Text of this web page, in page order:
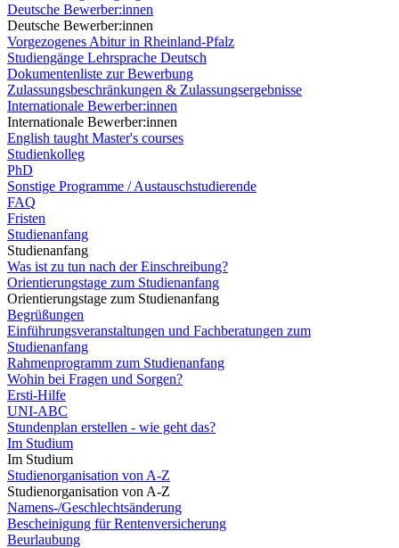
Deutsche Bewerber:innen
Deutsche Bewerber:innen
Vorgezogenes Abitur in Rheinland-Pfalz
Studiengänge Lehrsprache Deutsch
Dokumentenliste zur Bewerbung
Zulassungsbeschränkungen & Zulassungsergebnisse
Internationale Bewerber:innen
Internationale Bewerber:innen
English taught Master's courses
Studienkolleg
PhD
Sonstige Programme / Austauschstudierende
FAQ
Fristen
Studienanfang
Studienanfang
Was ist zu tun nach der Einschreibung?
Orientierungstage zum Studienanfang
Orientierungstage zum Studienanfang
Begrüßungen
Einführungsveranstaltungen und Fachberatungen zum
Studienanfang
Rahmenprogramm zum Studienanfang
Wohin bei Fragen und Sorgen?
Ersti-Hilfe
UNI-ABC
Stundenplan erstellen - wie geht das?
Im Studium
Im Studium
Studienorganisation von A-Z
Studienorganisation von A-Z
Namens-/Geschlechtsänderung
Bescheinigung für Rentenversicherung
Beurlaubung